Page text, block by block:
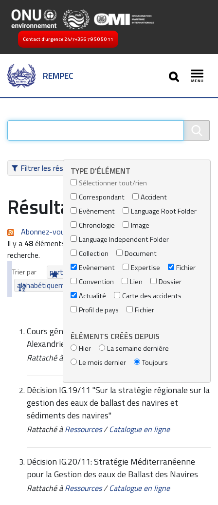
Contact d’urgence 24/7+356 79 50 50 11
REMPEC
SEARCH
Filtrer les résultatsTYPE D'ÉLÉMENT
Sélectionner tout/rien
Correspondant
Accident
Evènement
Language Root Folder
Chronologie
Image
Language Independent Folder
Collection
Document
Evènement
Expertise
Fichier
Convention
Lien
Dossier
Actualité
Carte des accidents
Profil de pays
Fichier
ÉLÉMENTS CRÉÉS DEPUIS
Hier
La semaine dernière
Le mois dernier
Toujours
Résultats de recherche
Abonnez-vous au flux RSS de cette recherche
Il y a 48éléments qui correspondent à vos termes de
recherche.
Trier par pertinence
date (le plus récent en premier)
alphabétiquement
Cours général sur la gestion des eaux de ballast,
Alexandrie, Egypte, 14-17 avril 2008
Rattaché à Ressources / Catalogue en ligne
Décision IG.19/11 "Sur la stratégie régionale sur la
gestion des eaux de ballast des navires et
sédiments des navires"
Rattaché à Ressources/Catalogue en ligne
Décision IG.20/11: Stratégie Méditerranéenne
pour la Gestion des eaux de Ballast des Navires
Rattaché à Ressources/Catalogue en ligne